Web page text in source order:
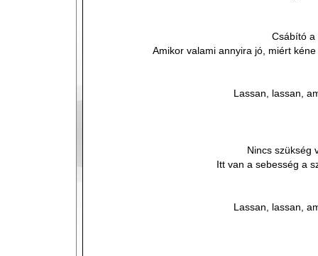
Csábító a
Amikor valami annyira jó, miért
Lassan, lassan,
Nincs szükség
Itt van a sebesség a
Lassan, lassan,